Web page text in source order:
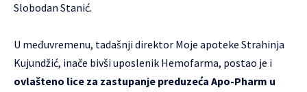
Slobodan Stanić.
U međuvremenu, tadašnji direktor Moje apoteke Strahinja
Kujundžić, inače bivši uposlenik Hemofarma, postao je i
ovlašteno lice za zastupanje preduzeća Apo-Pharm u